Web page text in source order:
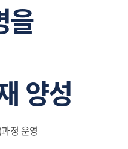
을
양성
정 운영